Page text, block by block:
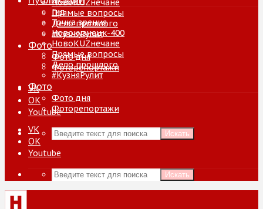
НовоKUZнечане
Прямые вопросы
Дело прошлого
#КузняРулит
Фото
Фото дня
Фоторепортажи
VK
ОК
Youtube
Искать
Гид
Точка зрения
Новокузнецк-400
НовоKUZнечане
Прямые вопросы
Дело прошлого
#КузняРулит
Фото
Фото дня
Фоторепортажи
VK
ОК
Youtube
Искать